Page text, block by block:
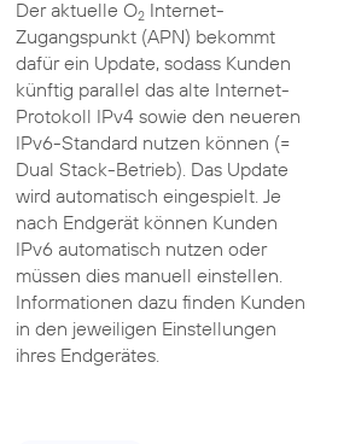
Der aktuelle O2Internet-
Zugangspunkt (APN) bekommt
dafür ein Update, sodass Kunden
künftig parallel das alte Internet-
Protokoll IPv4 sowie den neueren
IPv6-Standard nutzen können (=
Dual Stack-Betrieb). Das Update
wird automatisch eingespielt. Je
nach Endgerät können Kunden
IPv6 automatisch nutzen oder
müssen dies manuell einstellen.
Informationen dazu finden Kunden
in den jeweiligen Einstellungen
ihres Endgerätes.